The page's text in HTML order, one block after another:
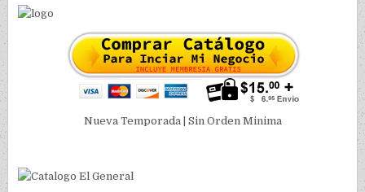
Nueva Temporada | Sin Orden Minima